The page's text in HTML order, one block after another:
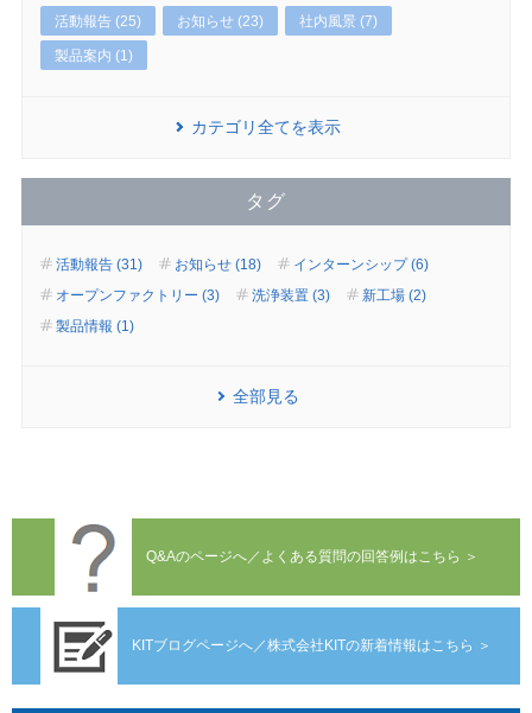
活動報告 (25) お知らせ (23) 社内風景 (7)
製品案内 (1)
カテゴリ全てを表示
タグ
活動報告 (31) お知らせ (18)
インターンシップ (6)
オープンファクトリー (3)
洗浄装置 (3)
新工場 (2)
製品情報 (1)
全部見る
Q&Aのページへ／よくある質問の回答例はこちら ＞
KITブログページへ／株式会社KITの新着情報はこちら ＞